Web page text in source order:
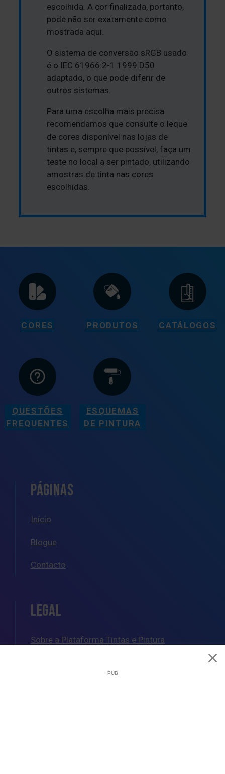
escolhida. A cor finalizada, portanto,
pode não ser exatamente como
mostrada aqui.
O sistema de conversão sRGB usado
é o IEC 61966:2-1 1999 D50
adaptado, o que pode diferir de
outros sistemas.
Para uma escolha mais precisa
recomendamos que consulte o leque
de cores disponível nas lojas de
tintas e, sempre que possível, faça um
teste no local a ser pintado, utilizando
amostras de tinta nas cores
escolhidas.
CORES PRODUTOS CATÁLOGOS
QUESTÕES
FREQUENTES
ESQUEMAS
DE PINTURA
PÁGINAS
Início
Blogue
Contacto
LEGAL
Sobre a Plataforma Tintas e Pintura